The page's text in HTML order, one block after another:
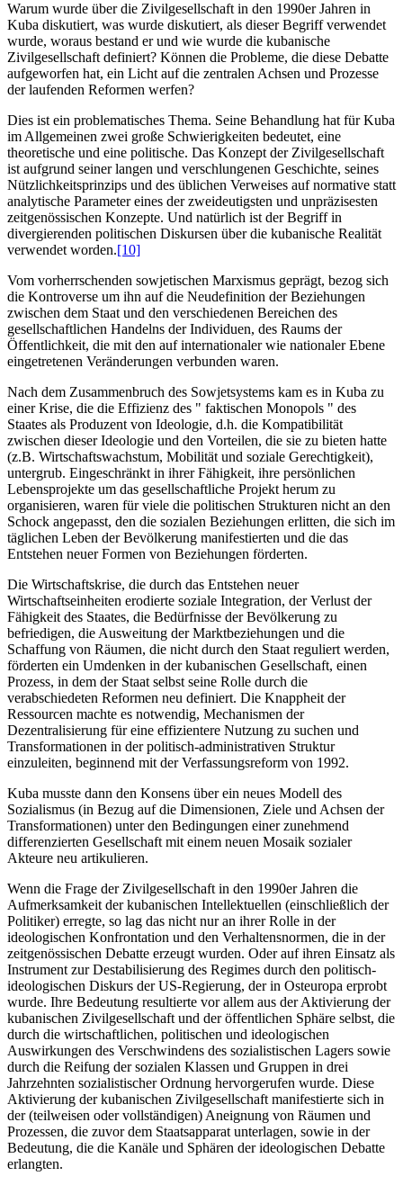
Warum wurde über die Zivilgesellschaft in den 1990er Jahren in
Kuba diskutiert, was wurde diskutiert, als dieser Begriff verwendet
wurde, woraus bestand er und wie wurde die kubanische
Zivilgesellschaft definiert? Können die Probleme, die diese Debatte
aufgeworfen hat, ein Licht auf die zentralen Achsen und Prozesse
der laufenden Reformen werfen?
Dies ist ein problematisches Thema. Seine Behandlung hat für Kuba
im Allgemeinen zwei große Schwierigkeiten bedeutet, eine
theoretische und eine politische. Das Konzept der Zivilgesellschaft
ist aufgrund seiner langen und verschlungenen Geschichte, seines
Nützlichkeitsprinzips und des üblichen Verweises auf normative statt
analytische Parameter eines der zweideutigsten und unpräzisesten
zeitgenössischen Konzepte. Und natürlich ist der Begriff in
divergierenden politischen Diskursen über die kubanische Realität
verwendet worden.[10]
Vom vorherrschenden sowjetischen Marxismus geprägt, bezog sich
die Kontroverse um ihn auf die Neudefinition der Beziehungen
zwischen dem Staat und den verschiedenen Bereichen des
gesellschaftlichen Handelns der Individuen, des Raums der
Öffentlichkeit, die mit den auf internationaler wie nationaler Ebene
eingetretenen Veränderungen verbunden waren.
Nach dem Zusammenbruch des Sowjetsystems kam es in Kuba zu
einer Krise, die die Effizienz des " faktischen Monopols " des
Staates als Produzent von Ideologie, d.h. die Kompatibilität
zwischen dieser Ideologie und den Vorteilen, die sie zu bieten hatte
(z.B. Wirtschaftswachstum, Mobilität und soziale Gerechtigkeit),
untergrub. Eingeschränkt in ihrer Fähigkeit, ihre persönlichen
Lebensprojekte um das gesellschaftliche Projekt herum zu
organisieren, waren für viele die politischen Strukturen nicht an den
Schock angepasst, den die sozialen Beziehungen erlitten, die sich im
täglichen Leben der Bevölkerung manifestierten und die das
Entstehen neuer Formen von Beziehungen förderten.
Die Wirtschaftskrise, die durch das Entstehen neuer
Wirtschaftseinheiten erodierte soziale Integration, der Verlust der
Fähigkeit des Staates, die Bedürfnisse der Bevölkerung zu
befriedigen, die Ausweitung der Marktbeziehungen und die
Schaffung von Räumen, die nicht durch den Staat reguliert werden,
förderten ein Umdenken in der kubanischen Gesellschaft, einen
Prozess, in dem der Staat selbst seine Rolle durch die
verabschiedeten Reformen neu definiert. Die Knappheit der
Ressourcen machte es notwendig, Mechanismen der
Dezentralisierung für eine effizientere Nutzung zu suchen und
Transformationen in der politisch-administrativen Struktur
einzuleiten, beginnend mit der Verfassungsreform von 1992.
Kuba musste dann den Konsens über ein neues Modell des
Sozialismus (in Bezug auf die Dimensionen, Ziele und Achsen der
Transformationen) unter den Bedingungen einer zunehmend
differenzierten Gesellschaft mit einem neuen Mosaik sozialer
Akteure neu artikulieren.
Wenn die Frage der Zivilgesellschaft in den 1990er Jahren die
Aufmerksamkeit der kubanischen Intellektuellen (einschließlich der
Politiker) erregte, so lag das nicht nur an ihrer Rolle in der
ideologischen Konfrontation und den Verhaltensnormen, die in der
zeitgenössischen Debatte erzeugt wurden. Oder auf ihren Einsatz als
Instrument zur Destabilisierung des Regimes durch den politisch-
ideologischen Diskurs der US-Regierung, der in Osteuropa erprobt
wurde. Ihre Bedeutung resultierte vor allem aus der Aktivierung der
kubanischen Zivilgesellschaft und der öffentlichen Sphäre selbst, die
durch die wirtschaftlichen, politischen und ideologischen
Auswirkungen des Verschwindens des sozialistischen Lagers sowie
durch die Reifung der sozialen Klassen und Gruppen in drei
Jahrzehnten sozialistischer Ordnung hervorgerufen wurde. Diese
Aktivierung der kubanischen Zivilgesellschaft manifestierte sich in
der (teilweisen oder vollständigen) Aneignung von Räumen und
Prozessen, die zuvor dem Staatsapparat unterlagen, sowie in der
Bedeutung, die die Kanäle und Sphären der ideologischen Debatte
erlangten.